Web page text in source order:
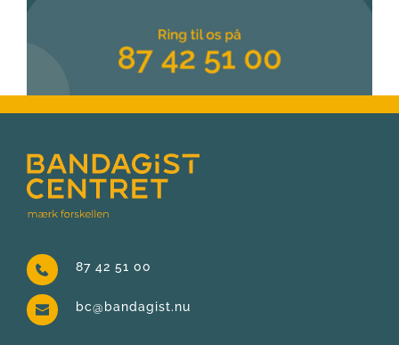
87 42 51 00
bc@bandagist.nu